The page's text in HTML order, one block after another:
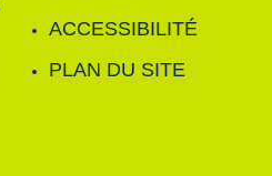
ACCESSIBILITÉ
PLAN DU SITE